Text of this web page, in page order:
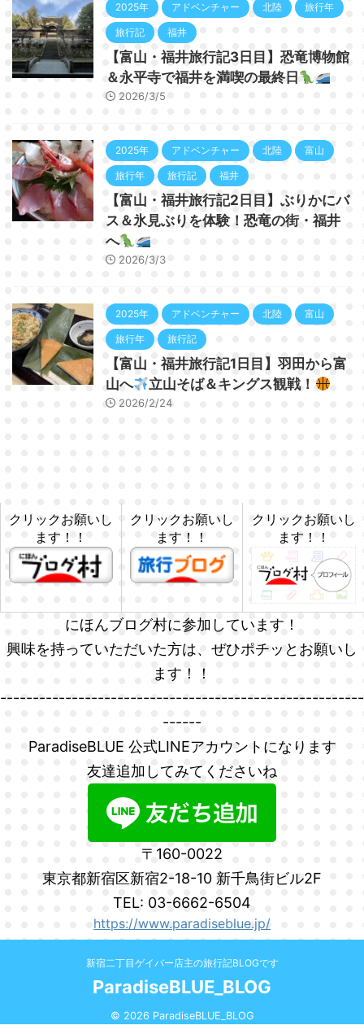
2025年 アドベンチャー 北陸 旅行年
旅行記 福井
【富山・福井旅行記3日目】恐竜博物館
＆永平寺で福井を満喫の最終日
2026/3/5
2025年 アドベンチャー 北陸 富山
旅行年 旅行記 福井
【富山・福井旅行記2日目】ぶりかにバ
ス＆氷見ぶりを体験！恐竜の街・福井
へ
2026/3/3
2025年 アドベンチャー 北陸 富山
旅行年 旅行記
【富山・福井旅行記1日目】羽田から富
山へ
立山そば＆キングス観戦！
2026/2/24
クリックお願いし
ます！！
クリックお願いし
ます！！
クリックお願いし
ます！！
にほんブログ村に参加しています！
興味を持っていただいた方は、ぜひポチッとお願いし
ます！！
--------------------------------------------------------
------
ParadiseBLUE 公式LINEアカウントになります
友達追加してみてくださいね
〒160-0022
東京都新宿区新宿2-18-10 新千鳥街ビル2F
TEL: 03-6662-6504
https://www.paradiseblue.jp/
新宿二丁目ゲイバー店主の旅行記BLOGです
ParadiseBLUE_BLOG
© 2026 ParadiseBLUE_BLOG